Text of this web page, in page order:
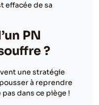
effacée de sa
PN
?
une stratégie
à reprendre
dans ce piège !